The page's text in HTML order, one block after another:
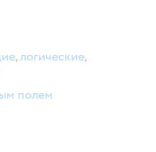
,логические,
полем